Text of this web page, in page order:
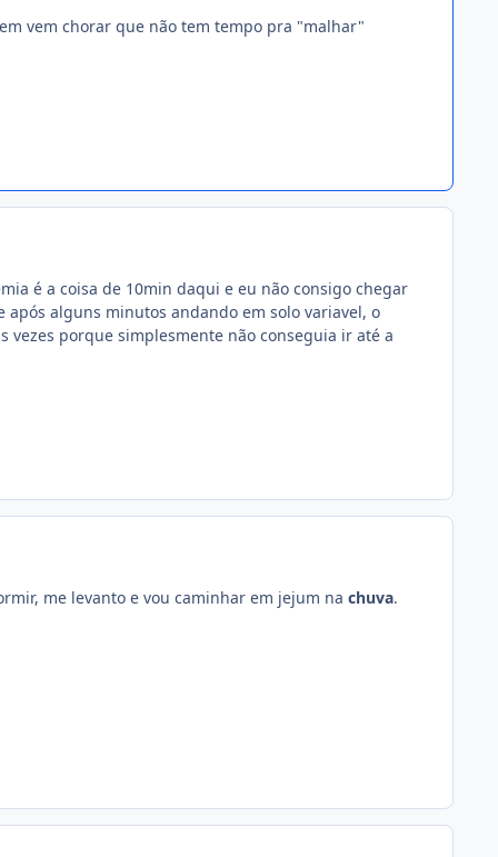
vem chorar que não tem tempo pra "malhar"
é a coisa de 10min daqui e eu não consigo chegar
alguns minutos andando em solo variavel, o
porque simplesmente não conseguia ir até a
me levanto e vou caminhar em jejum na chuva.